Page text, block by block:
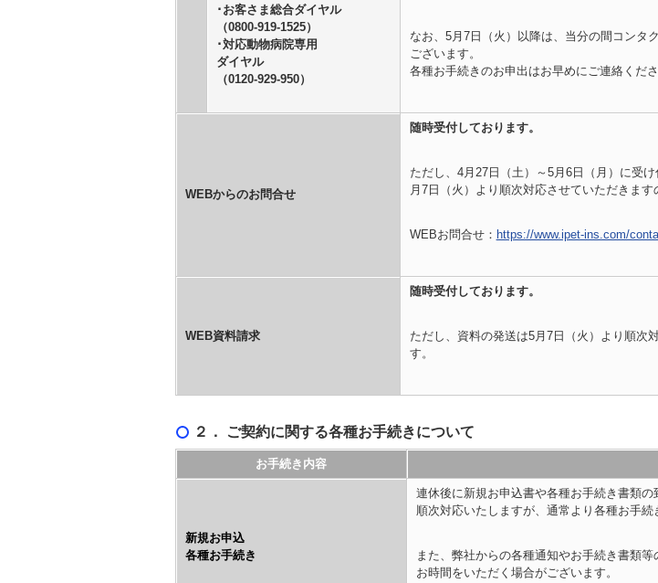
･お客さま総合ダイヤル
（0800-919-1525）
･対応動物病院専用
ダイヤル
（0120-929-950）
なお、5月7日（火）以降は、当分の間コンタ
ございます。
各種お手続きのお申出はお早めにご連絡くだ
WEBからのお問合せ
随時受付しております。
ただし、4月27日（土）～5月6日（月）に受
月7日（火）より順次対応させていただきま
WEBお問合せ： https://www.ipet-ins.com/
WEB資料請求
随時受付しております。
ただし、資料の発送は5月7日（火）より順次
す。
２． ご契約に関する各種お手続きについて
お手続き内容
新規お申込
各種お手続き
連休後に新規お申込書や各種お手続き書類の
順次対応いたしますが、通常より各種お手
また、弊社からの各種通知やお手続き書類
お時間をいただく場合がございます。